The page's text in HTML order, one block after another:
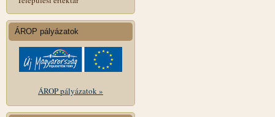
ÁROP pályázatok
ÁROP pályázatok »